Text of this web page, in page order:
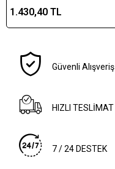
1.430,40 TL
Güvenli Alışveriş
HIZLI TESLİMAT
7 / 24 DESTEK